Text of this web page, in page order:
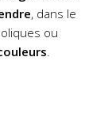
, dans le
ou